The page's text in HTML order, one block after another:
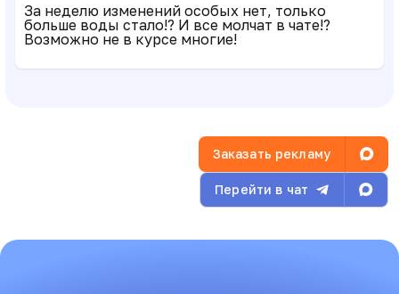
За неделю изменений особых нет, только
больше воды стало!? И все молчат в чате!?
Возможно не в курсе многие!
Заказать рекламу
Перейти в чат